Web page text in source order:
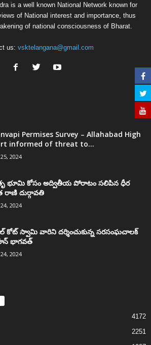
is a well known National Network known for
of National interest and importance, thus
of national consciousness of Bharat.
us: vsktelangana@gmail.com
Permises Survey – Allahabad High
informed of threat to...
2024
భూమి కోసం అద్వితీయ పోరాటం సలిపిన ధీర
రాణి దుర్గావతి
2024
కోట్‌ స్వామి వారిని దర్శించుకున్న సరసంఘచాలక్
భాగవత్
2024
4172
2251